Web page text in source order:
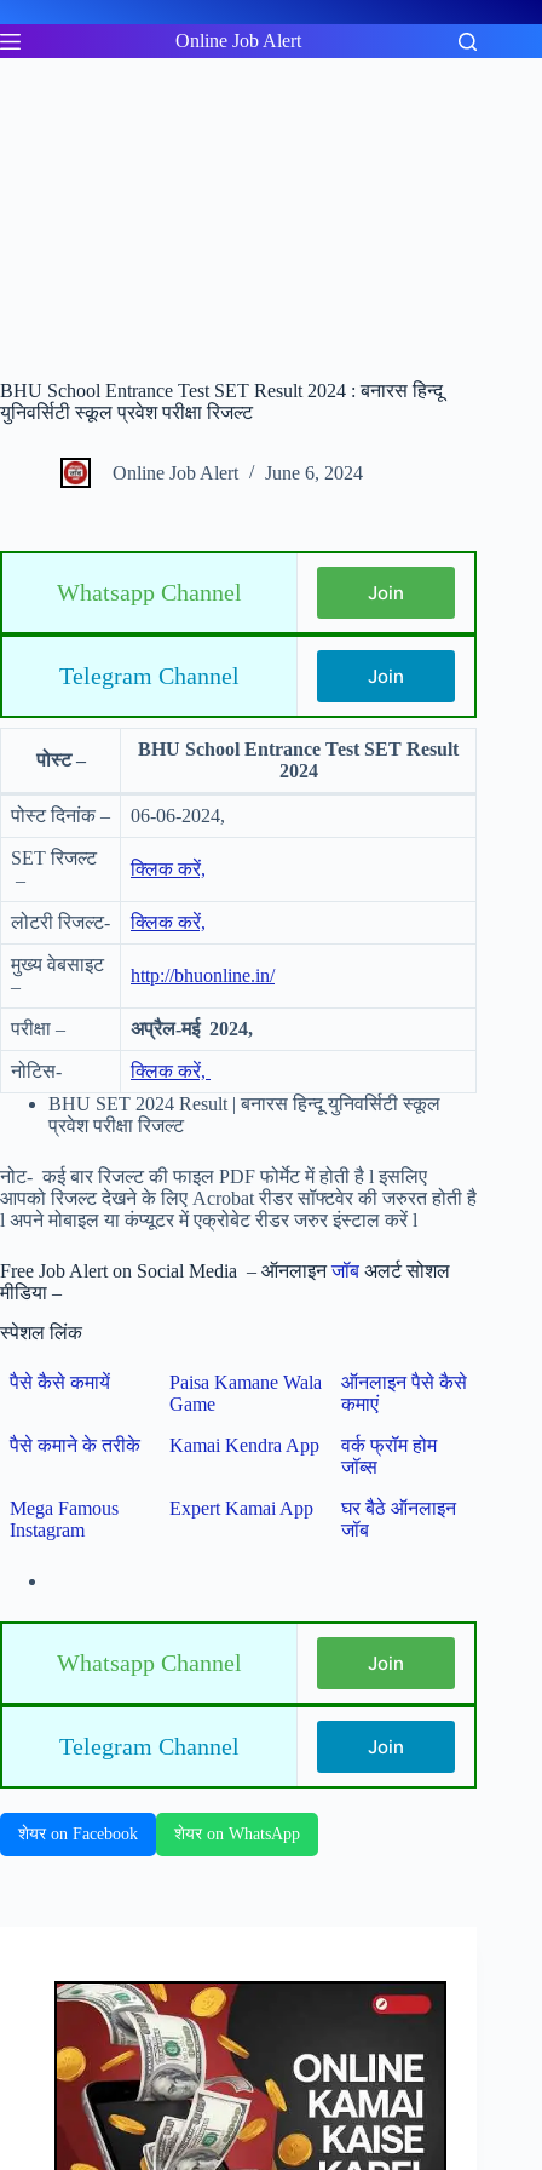
to
content
Online Job Alert
BHU School Entrance Test SET Result 2024 : बनारस हिन्दू
युनिवर्सिटी स्कूल प्रवेश परीक्षा रिजल्ट
Online Job Alert June 6, 2024
Whatsapp Channel Join
Telegram Channel Join
पोस्ट –
BHU School Entrance Test SET Result
2024
पोस्ट दिनांक – 06-06-2024,
SET रिजल्ट
–
क्लिक करें,
लोटरी रिजल्ट- क्लिक करें,
मुख्य वेबसाइट
–
http://bhuonline.in/
परीक्षा – अप्रैल-मई 2024,
नोटिस-
क्लिक करें,
BHU SET 2024 Result | बनारस हिन्दू युनिवर्सिटी स्कूल
प्रवेश परीक्षा रिजल्ट
नोट- कई बार रिजल्ट की फाइल PDF फोर्मेट में होती है l इसलिए
आपको रिजल्ट देखने के लिए Acrobat रीडरसॉफ्टवेर की जरुरत होती है
l अपने मोबाइल या कंप्यूटर में एक्रोबेट रीडर जरुर इंस्टाल करें l
Free Job Alert on Social Media – ऑनलाइनजॉब अलर्ट सोशल
मीडिया –
स्पेशल लिंक
पैसे कैसे कमायें
Paisa Kamane Wala
Game
ऑनलाइन पैसे कैसे
कमाएं
पैसे कमाने के तरीके
Kamai Kendra App
वर्क फ्रॉम होम
जॉब्स
Mega Famous
Instagram
Expert Kamai App
घर बैठे ऑनलाइन
जॉब
Whatsapp Channel Join
Telegram Channel Join
शेयर on Facebook शेयर on WhatsApp